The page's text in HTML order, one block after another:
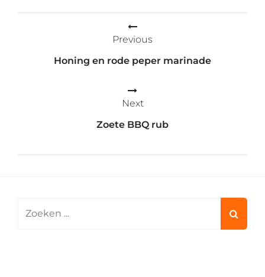
Previous
Honing en rode peper marinade
Next
Zoete BBQ rub